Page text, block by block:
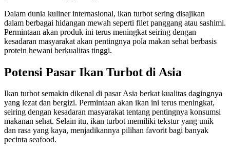
Dalam dunia kuliner internasional, ikan turbot sering disajikan
dalam berbagai hidangan mewah seperti filet panggang atau sashimi.
Permintaan akan produk ini terus meningkat seiring dengan
kesadaran masyarakat akan pentingnya pola makan sehat berbasis
protein hewani berkualitas tinggi.
Potensi Pasar Ikan Turbot di Asia
Ikan turbot semakin dikenal di pasar Asia berkat kualitas dagingnya
yang lezat dan bergizi. Permintaan akan ikan ini terus meningkat,
seiring dengan kesadaran masyarakat tentang pentingnya konsumsi
makanan sehat. Selain itu, ikan turbot memiliki tekstur yang unik
dan rasa yang kaya, menjadikannya pilihan favorit bagi banyak
pecinta seafood.